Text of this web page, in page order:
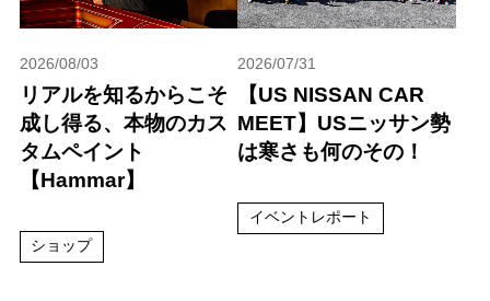
2026/08/03
リアルを知るからこそ
成し得る、本物のカス
タムペイント
【Hammar】
ショップ
2026/07/31
【US NISSAN CAR
MEET】USニッサン勢
は寒さも何のその！
イベントレポート